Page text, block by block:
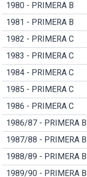
1980 - PRIMERA B
1981 - PRIMERA B
1982 - PRIMERA C
1983 - PRIMERA C
1984 - PRIMERA C
1985 - PRIMERA C
1986 - PRIMERA C
1986/87 - PRIMERA B
1987/88 - PRIMERA B
1988/89 - PRIMERA B
1989/90 - PRIMERA B